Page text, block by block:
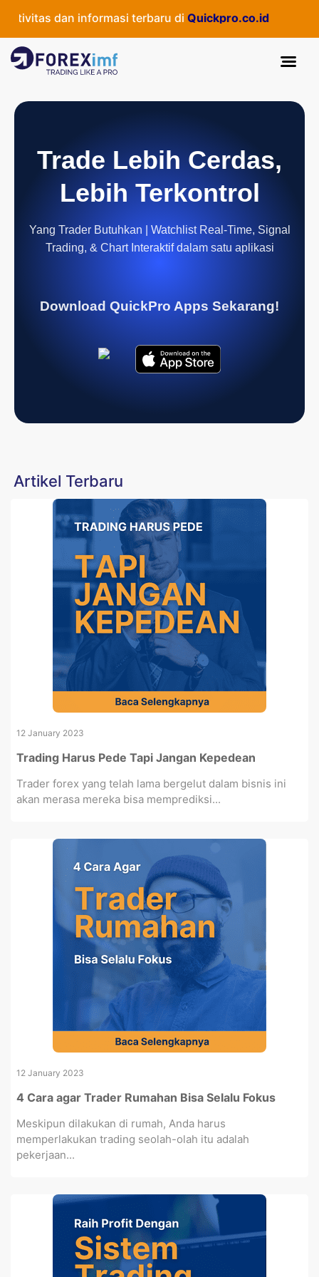
dan informasi terbaru di Quickpro.co.id
Trade Lebih Cerdas,
Lebih Terkontrol
Yang Trader Butuhkan | Watchlist Real-Time, Signal
Trading, & Chart Interaktif dalam satu aplikasi
Download QuickPro Apps Sekarang!
Artikel Terbaru
12 January 2023
Trading Harus Pede Tapi Jangan Kepedean
Trader forex yang telah lama bergelut dalam bisnis ini
akan merasa mereka bisa memprediksi...
12 January 2023
4 Cara agar Trader Rumahan Bisa Selalu Fokus
Meskipun dilakukan di rumah, Anda harus
memperlakukan trading seolah-olah itu adalah
pekerjaan...